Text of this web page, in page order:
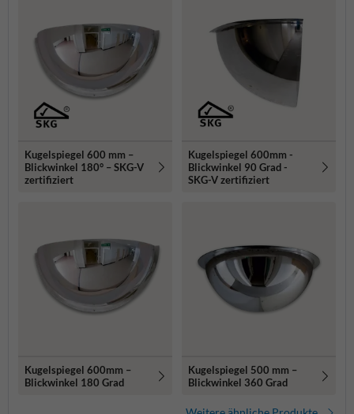
Kugelspiegel 600 mm –
Blickwinkel 180° – SKG-V
zertifiziert
Kugelspiegel 600mm -
Blickwinkel 90 Grad -
SKG-V zertifiziert
Kugelspiegel 600mm –
Blickwinkel 180 Grad
Kugelspiegel 500 mm –
Blickwinkel 360 Grad